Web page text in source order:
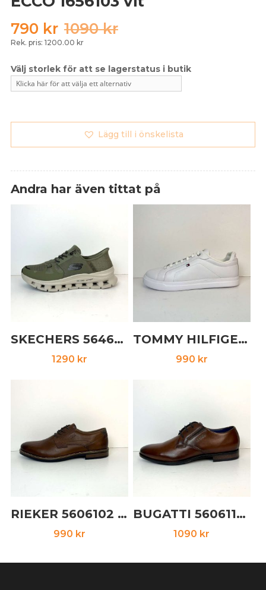
1090kr
var:
1090 kr.
790 kr
är:
790 kr.
Rek. pris: 1200.00 kr
Lägg till i önskelista
Andra har även tittat på
SKECHERS 5646127 olive
1290 kr
TOMMY HILFIGER 5646140 vit
990 kr
RIEKER 5606102 cognac
990 kr
BUGATTI 5606113 cognac
1090 kr